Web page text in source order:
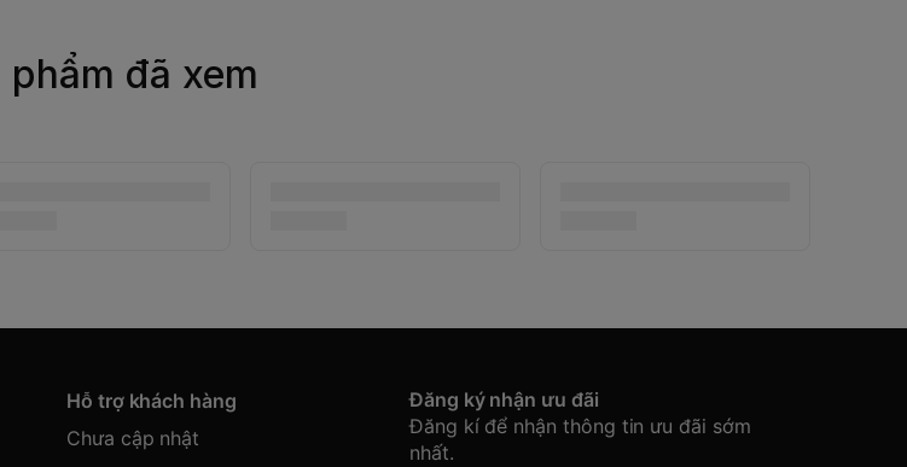
phẩm đã xem
Hỗ trợ khách hàng
Chưa cập nhật
Đăng ký nhận ưu đãi
Đăng kí để nhận thông tin ưu đãi sớm
nhất.